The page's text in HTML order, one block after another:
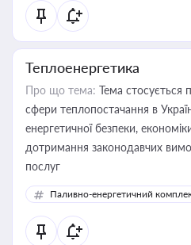
Теплоенергетика
Про що тема: Тема стосується
сфери теплопостачання в
енергетичної безпеки,
дотримання законодавчих
послуг
Паливно-енергетичний